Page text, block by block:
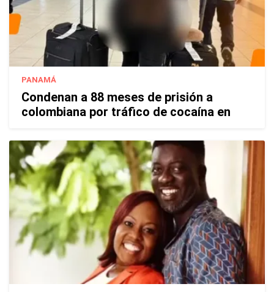
PANAMÁ
Condenan a 88 meses de prisión a
colombiana por tráfico de cocaína en